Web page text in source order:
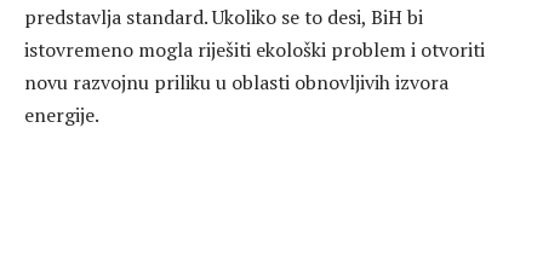
predstavlja standard. Ukoliko se to desi, BiH bi
istovremeno mogla riješiti ekološki problem i otvoriti
novu razvojnu priliku u oblasti obnovljivih izvora
energije.